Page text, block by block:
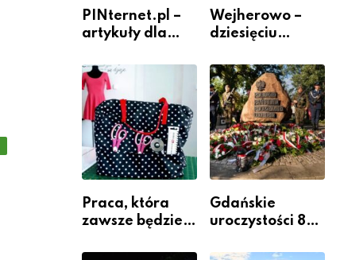
PINternet.pl –
artykuły dla
jako inwestycja
w widoczność
Wejherowo –
dziesięciu
policjantów w
szeregach
Komendy
Powiatowej
Praca, która
zawsze będzie
krawiectwo
Gdańskie
uroczystości 82.
wybuchu